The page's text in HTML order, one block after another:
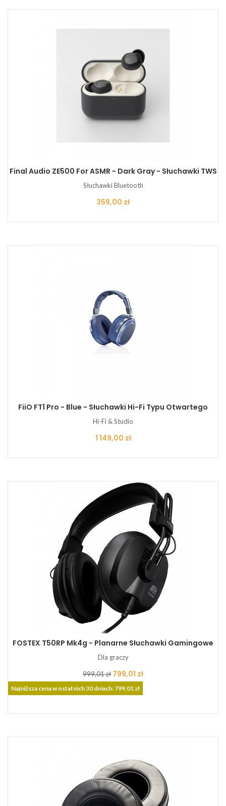
Final Audio ZE500 For ASMR - Dark Gray - Słuchawki TWS
Słuchawki Bluetooth
Cena
359,00 zł
FiiO FT1 Pro - Blue - Słuchawki Hi-Fi Typu Otwartego
Hi-Fi & Studio
Cena
1 149,00 zł
FOSTEX T50RP Mk4g - Planarne Słuchawki Gamingowe
Dla graczy
Cena
podstawowa
999,01 zł Cena
799,01 zł
Najniższa cena w ostatnich 30 dniach: 799,01 zł